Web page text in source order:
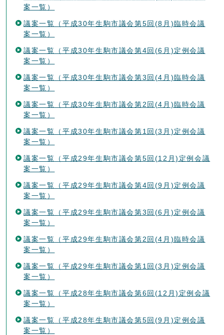
案一覧）
議案一覧（平成30年生駒市議会第5回(8月)臨時会議
案一覧）
議案一覧（平成30年生駒市議会第4回(6月)定例会議
案一覧）
議案一覧（平成30年生駒市議会第3回(4月)臨時会議
案一覧）
議案一覧（平成30年生駒市議会第2回(4月)臨時会議
案一覧）
議案一覧（平成30年生駒市議会第1回(3月)定例会議
案一覧）
議案一覧（平成29年生駒市議会第5回(12月)定例会議
案一覧）
議案一覧（平成29年生駒市議会第4回(9月)定例会議
案一覧）
議案一覧（平成29年生駒市議会第3回(6月)定例会議
案一覧）
議案一覧（平成29年生駒市議会第2回(4月)臨時会議
案一覧）
議案一覧（平成29年生駒市議会第1回(3月)定例会議
案一覧）
議案一覧（平成28年生駒市議会第6回(12月)定例会議
案一覧）
議案一覧（平成28年生駒市議会第5回(9月)定例会議
案一覧）